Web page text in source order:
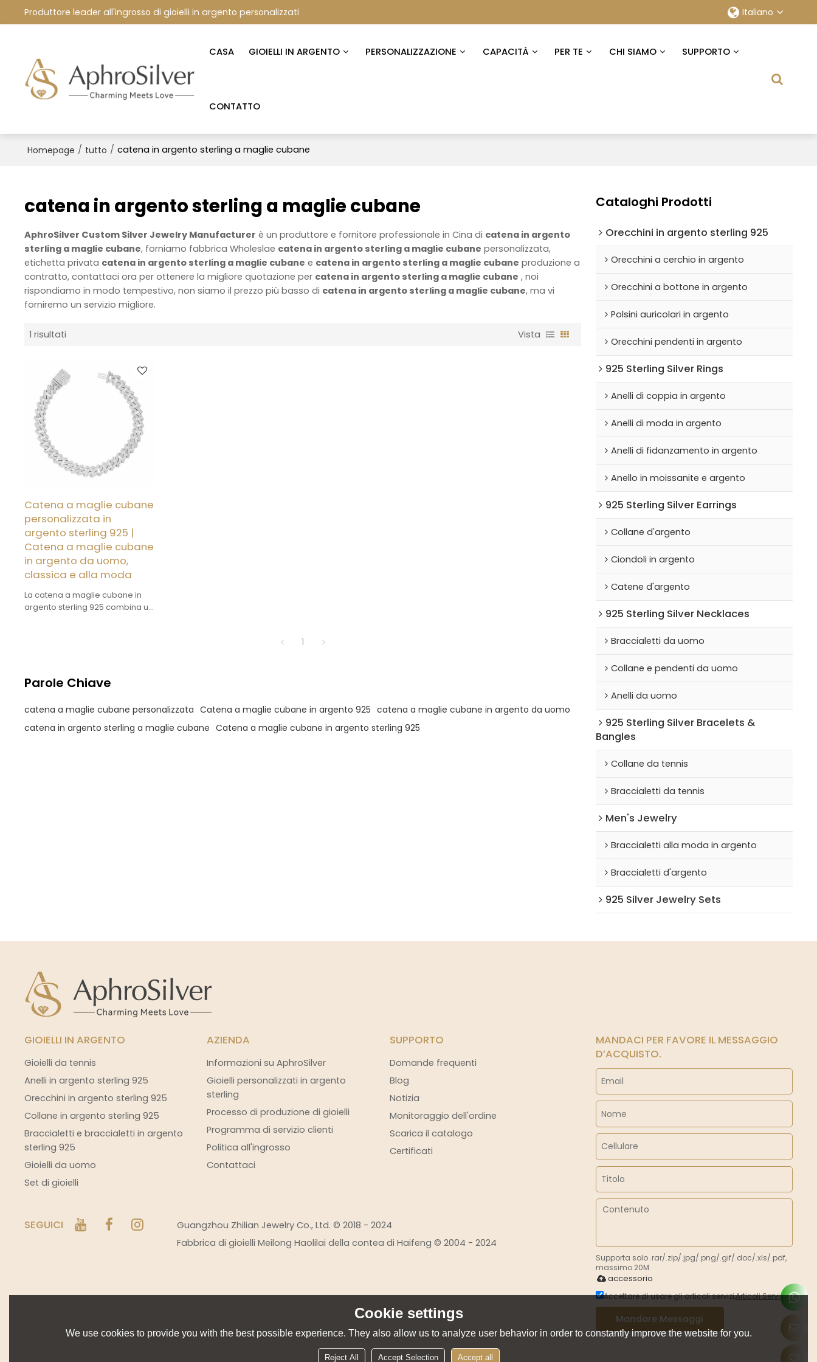
Produttore leader all'ingrosso di gioielli in argento personalizzati Italiano
CASA GIOIELLI IN ARGENTO PERSONALIZZAZIONE CAPACITÀ PER TE CHI SIAMO SUPPORTO
CONTATTO
Homepage / tutto / catena in argento sterling a maglie cubane
catena in argento sterling a maglie cubane
AphroSilver Custom Silver Jewelry Manufacturer è un produttore e fornitore professionale in Cina di catena in argento
sterling a maglie cubane, forniamo fabbrica Wholeslae catena in argento sterling a maglie cubane personalizzata,
etichetta privata catena in argento sterling a maglie cubane e catena in argento sterling a maglie cubane produzione a
contratto, contattaci ora per ottenere la migliore quotazione per catena in argento sterling a maglie cubane , noi
rispondiamo in modo tempestivo, non siamo il prezzo più basso di catena in argento sterling a maglie cubane, ma vi
forniremo un servizio migliore.
1 risultati Vista
Catena a maglie cubane
personalizzata in
argento sterling 925 |
Catena a maglie cubane
in argento da uomo,
classica e alla moda
La catena a maglie cubane in
argento sterling 925 combina un
1
Parole Chiave
catena a maglie cubane personalizzata Catena a maglie cubane in argento 925 catena a maglie cubane in argento da uomo
catena in argento sterling a maglie cubane Catena a maglie cubane in argento sterling 925
Cataloghi Prodotti
Orecchini in argento sterling 925
Orecchini a cerchio in argento
Orecchini a bottone in argento
Polsini auricolari in argento
Orecchini pendenti in argento
925 Sterling Silver Rings
Anelli di coppia in argento
Anelli di moda in argento
Anelli di fidanzamento in argento
Anello in moissanite e argento
925 Sterling Silver Earrings
Collane d'argento
Ciondoli in argento
Catene d'argento
925 Sterling Silver Necklaces
Braccialetti da uomo
Collane e pendenti da uomo
Anelli da uomo
925 Sterling Silver Bracelets &
Bangles
Collane da tennis
Braccialetti da tennis
Men's Jewelry
Braccialetti alla moda in argento
Braccialetti d'argento
925 Silver Jewelry Sets
GIOIELLI IN ARGENTO
Gioielli da tennis
Anelli in argento sterling 925
Orecchini in argento sterling 925
Collane in argento sterling 925
Braccialetti e braccialetti in argento
sterling 925
Gioielli da uomo
Set di gioielli
AZIENDA
Informazioni su AphroSilver
Gioielli personalizzati in argento
sterling
Processo di produzione di gioielli
Programma di servizio clienti
Politica all'ingrosso
Contattaci
SUPPORTO
Domande frequenti
Blog
Notizia
Monitoraggio dell'ordine
Scarica il catalogo
Certificati
SEGUICI
Guangzhou Zhilian Jewelry Co., Ltd. © 2018 - 2024
Fabbrica di gioielli Meilong Haolilai della contea di Haifeng © 2004 - 2024
MANDACI PER FAVORE IL MESSAGGIO
D’ACQUISTO.
Supporta solo .rar/.zip/.jpg/.png/.gif/.doc/.xls/.pdf,
massimo 20M
accessorio
Accettare di usare gli articoli servizi,Articoli Servizi
Mandare Messaggi
Cookie settings
We use cookies to provide you with the best possible experience. They also allow us to analyze user behavior in order to constantly improve the website for you.
Reject All Accept Selection Accept all